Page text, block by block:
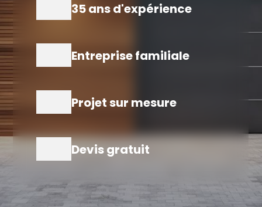
35 ans d'expérience
Entreprise familiale
Projet sur mesure
Devis gratuit